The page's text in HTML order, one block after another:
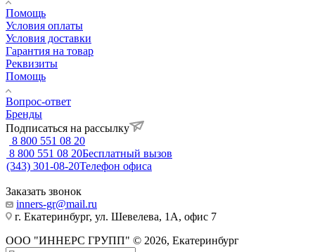
Помощь
Условия оплаты
Условия доставки
Гарантия на товар
Реквизиты
Помощь
Вопрос-ответ
Бренды
Подписаться на рассылку
8 800 551 08 20
8 800 551 08 20Бесплатный вызов
(343) 301-08-20Телефон офиса
Заказать звонок
inners-gr@mail.ru
г. Екатеринбург, ул. Шевелева, 1А, офис 7
ООО "ИННЕРС ГРУПП" © 2026, Екатеринбург